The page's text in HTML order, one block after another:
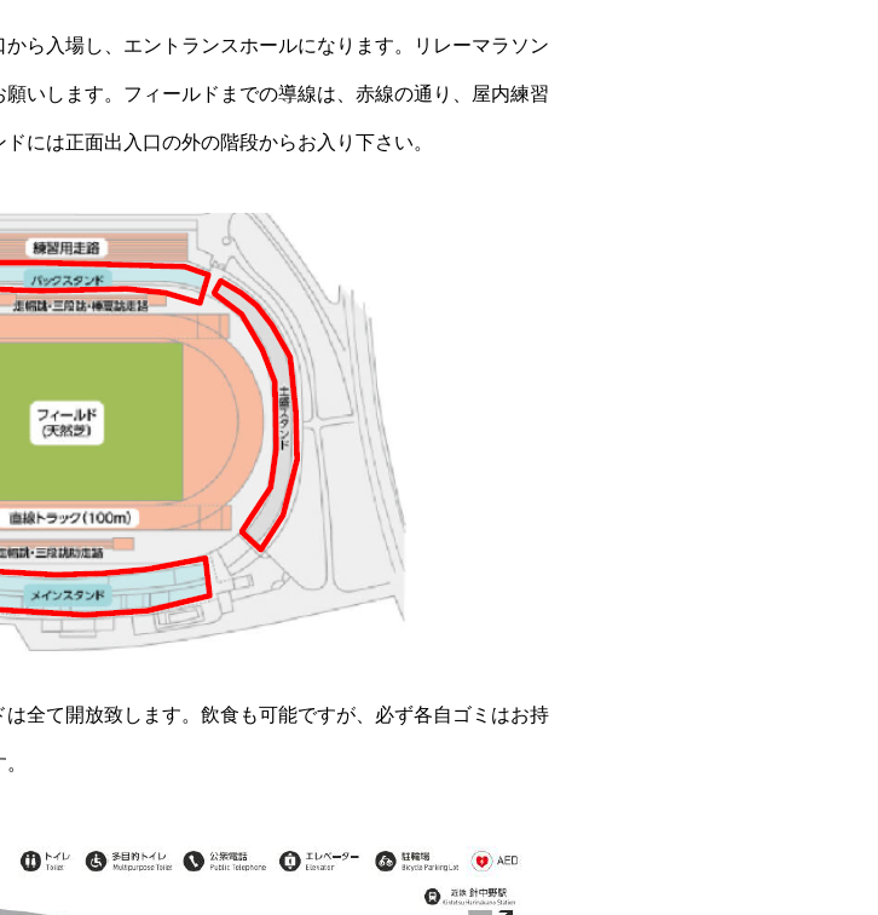
から入場し、エントランスホールになります。リレーマラソン
いします。フィールドまでの導線は、赤線の通り、屋内練習
には正面出入口の外の階段からお入り下さい。
全て開放致します。飲食も可能ですが、必ず各自ゴミはお持